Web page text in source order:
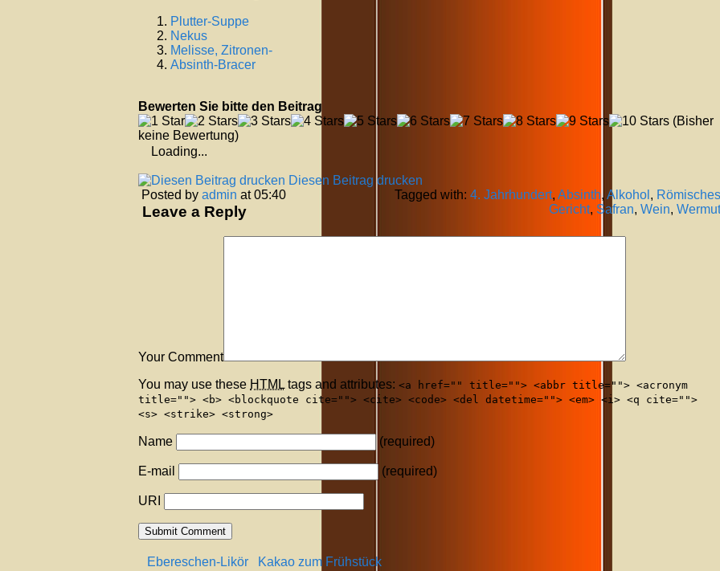
Plutter-Suppe
Nekus
Melisse, Zitronen-
Absinth-Bracer
Bewerten Sie bitte den Beitrag
(Bisher
keine Bewertung)
Loading...
Diesen Beitrag drucken
Posted by admin at 05:40 Tagged with: 4. Jahrhundert, Absinth, Alkohol , Römisches
Gericht, Safran, Wein, Wermut
Leave a Reply
Your Comment
You may use these HTML tags and attributes: <a href="" title=""> <abbr title=""> <acronym
title=""> <b> <blockquote cite=""> <cite> <code> <del datetime=""> <em> <i> <q cite="">
<s> <strike> <strong>
Name (required)
E-mail (required)
URI
Ebereschen-Likör Kakao zum Frühstück